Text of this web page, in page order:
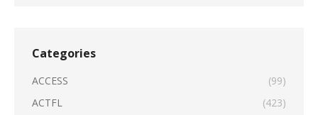
Categories
ACCESS
(99)
ACTFL
(423)